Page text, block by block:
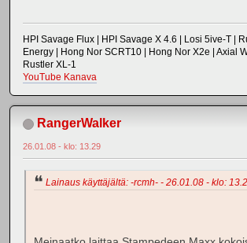
HPI Savage Flux | HPI Savage X 4.6 | Losi 5ive-T |
Energy | Hong Nor SCRT10 | Hong Nor X2e | Axial
Rustler XL-1
YouTube Kanava
RangerWalker
26.01.08 - klo: 13.29
Lainaus käyttäjältä: -rcmh- - 26.01.08 - klo: